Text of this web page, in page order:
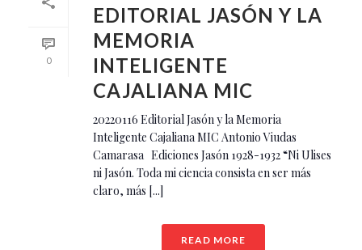
0
EDITORIAL JASÓN Y LA
MEMORIA
INTELIGENTE
CAJALIANA MIC
20220116 Editorial Jasón y la Memoria
Inteligente Cajaliana MIC Antonio Viudas
Camarasa Ediciones Jasón 1928-1932 “Ni Ulises
ni Jasón. Toda mi ciencia consista en ser más
claro, más [...]
READ MORE